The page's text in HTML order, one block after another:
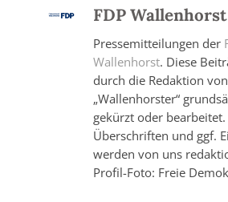
FDP Wallenhorst
Pressemitteilungen der
Wallenhorst. Diese
durch die Redaktion von
„Wallenhorster“
gekürzt oder
Überschriften und ggf.
werden von uns
Profil-Foto: Freie